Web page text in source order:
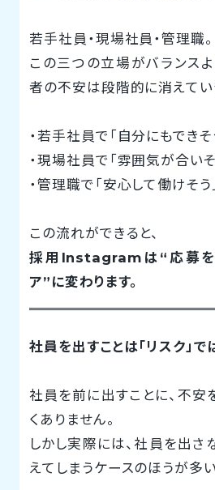
若手社員・現場社員・管理職。
この三つの立場がバランスよ
者の不安は段階的に消えてい
・若手社員で「自分にもできそ
・現場社員で「雰囲気が合い
・管理職で「安心して働けそう
この流れができると、
採用Instagramは“応募を
ア”に変わります。
社員を出すことは「リスク」で
社員を前に出すことに、不安
くありません。
しかし実際には、社員を出
えてしまうケースのほうが多い